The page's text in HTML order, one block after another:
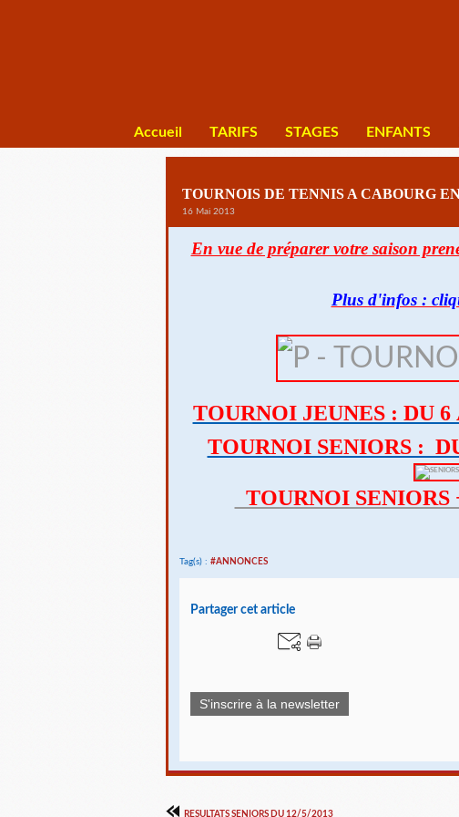
Accueil TARIFS STAGES ENFANTS
TOURNOIS DE TENNIS A CABOURG
16 Mai 2013
En vue de préparer votre saison
Plus d'infos :
TOURNOI JEUNES : DU
TOURNOI SENIORS :
TOURNOI SENIORS
Tag(s) : #ANNONCES
Partager cet article
S'inscrire à la newsletter
RESULTATS SENIORS DU 12/5/2013